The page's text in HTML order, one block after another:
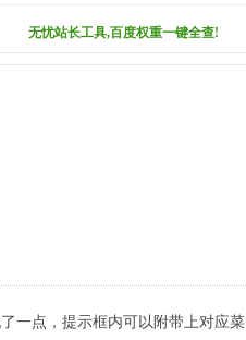
无忧站长工具,百度权重一键全查!
一点，提示框内可以附带上对应菜